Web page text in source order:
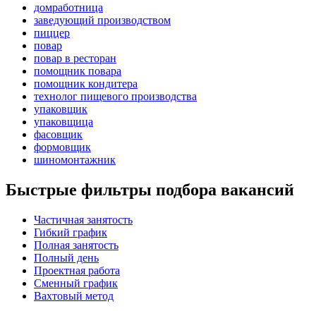
домработница
заведующий производством
пиццер
повар
повар в ресторан
помощник повара
помощник кондитера
технолог пищевого производства
упаковщик
упаковщица
фасовщик
формовщик
шиномонтажник
Быстрые фильтры подбора вакансий
Частичная занятость
Гибкий график
Полная занятость
Полный день
Проектная работа
Сменный график
Вахтовый метод